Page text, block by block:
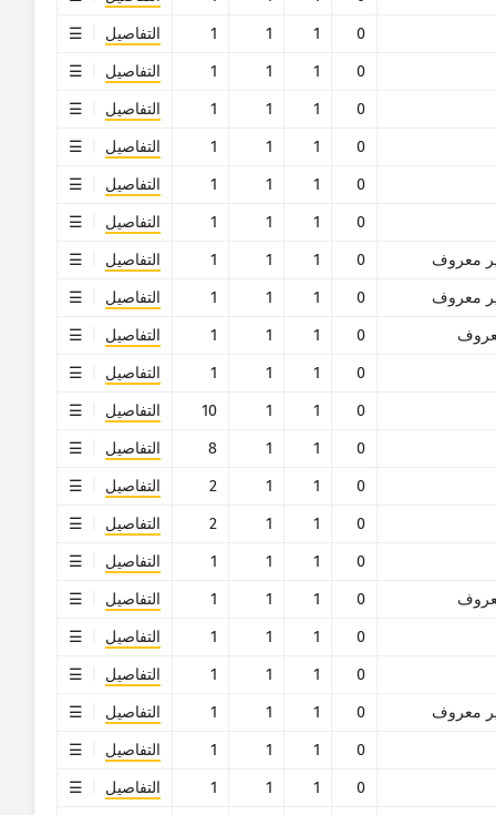
0
1
1
1
التفاصيل
0
1
1
1
التفاصيل
0
1
1
1
التفاصيل
0
1
1
1
التفاصيل
0
1
1
1
التفاصيل
0
1
1
1
التفاصيل
معروف
0
1
1
1
التفاصيل
معروف
0
1
1
1
التفاصيل
0
1
1
1
التفاصيل
0
1
1
1
التفاصيل
0
1
1
10
التفاصيل
0
1
1
8
التفاصيل
0
1
1
2
التفاصيل
0
1
1
2
التفاصيل
0
1
1
1
التفاصيل
0
1
1
1
التفاصيل
0
1
1
1
التفاصيل
0
1
1
1
التفاصيل
معروف
0
1
1
1
التفاصيل
0
1
1
1
التفاصيل
0
1
1
1
التفاصيل